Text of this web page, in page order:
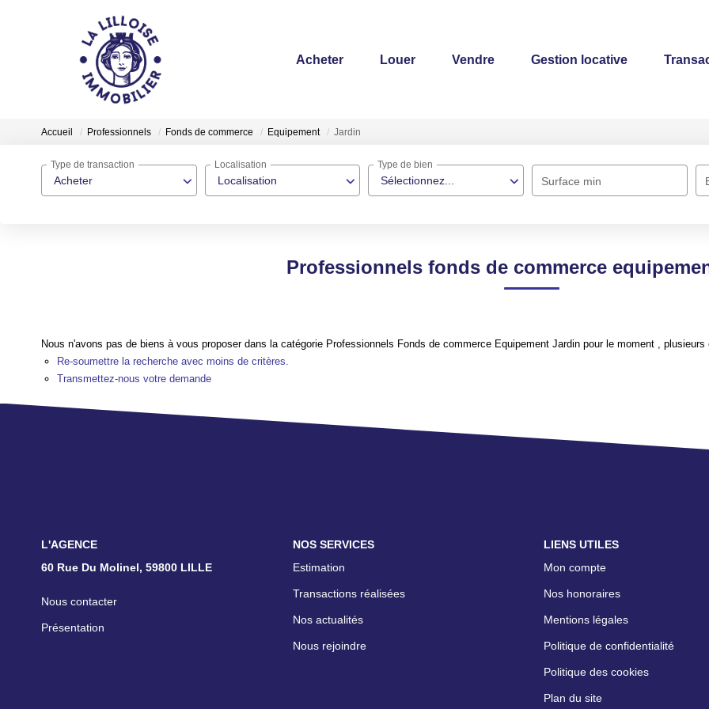
Acheter Louer Vendre Gestion locative
Accueil Professionnels Fonds de commerce Equipement Jardin
Acheter
Type de transaction
Localisation
Localisation
Sélectionnez...
Type de bien
Surface min
Professionnels fonds de commerce
Nous n'avons pas de biens à vous proposer dans la catégorie Professionnels Fonds de commerce Equipement Jardin pour le moment ,
Re-soumettre la recherche avec moins de critères.
Transmettez-nous votre demande
L'AGENCE
60 Rue Du Molinel, 59800 LILLE
Nous contacter
Présentation
NOS SERVICES
Estimation
Transactions réalisées
Nos actualités
Nous rejoindre
LIENS UTILES
Mon compte
Nos honoraires
Mentions légales
Politique de confidentialité
Politique des cookies
Plan du site